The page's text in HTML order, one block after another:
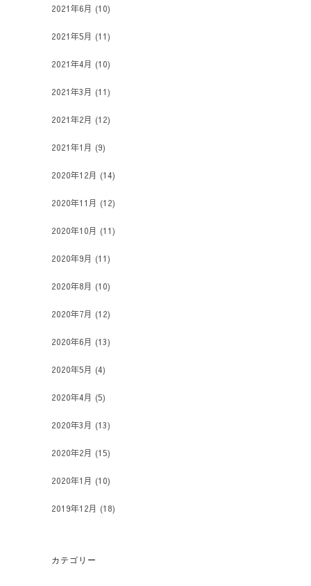
2021年6月 (10)
2021年5月 (11)
2021年4月 (10)
2021年3月 (11)
2021年2月 (12)
2021年1月 (9)
2020年12月 (14)
2020年11月 (12)
2020年10月 (11)
2020年9月 (11)
2020年8月 (10)
2020年7月 (12)
2020年6月 (13)
2020年5月 (4)
2020年4月 (5)
2020年3月 (13)
2020年2月 (15)
2020年1月 (10)
2019年12月 (18)
カテゴリー